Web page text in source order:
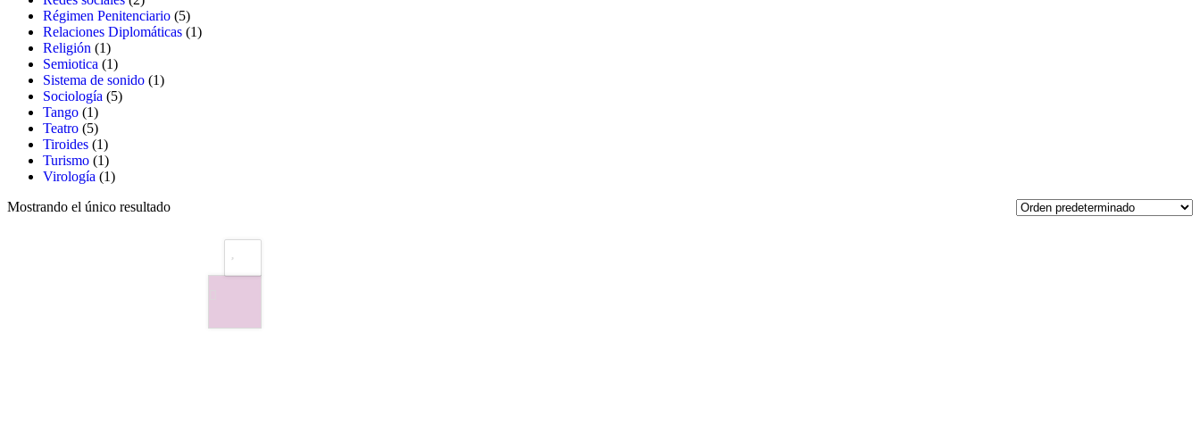
productos
Régimen Penitenciario 55
productos
Relaciones Diplomáticas 11
Religión 11
producto
Semiotica 11
producto
Sistema de sonido 11
Sociología 55
Tango 11
producto
Teatro 55
productos
Tiroides 11
producto
Turismo 11
producto
Virología 11
Mostrando el único resultado